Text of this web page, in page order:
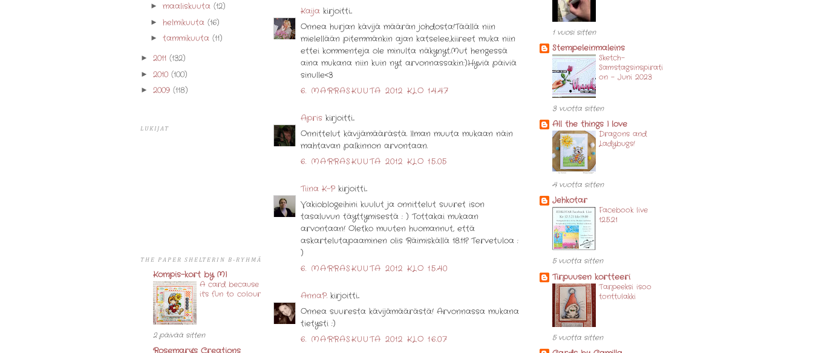
► maaliskuuta (12)
► helmikuuta (16)
► tammikuuta (11)
► 2011 (132)
► 2010 (100)
► 2009 (118)
LUKIJAT
THE PAPER SHELTERIN B-RYHMÄ
Kompis-kort by MI
A card because
it's fun to colour
2 päivää sitten
Kaija kirjoitti...
Onnea hurjan kävijä määrän johdosta!Täällä niin
mielellään pitemmänkin ajan katselee,kiireet muka niin
ettei kommenteja ole minulta näkynyt.Mut hengessä
aina mukana niin kuin nyt arvonnassakin:)Hyviä päiviä
sinulle<3
6. MARRASKUUTA 2012 KLO 14.47
Apris kirjoitti...
Onnittelut kävijämäärästä. Ilman muuta mukaan näin
mahtavan palkinnon arvontaan.
6. MARRASKUUTA 2012 KLO 15.05
Tiina K-P kirjoitti...
Vakioblogeihini kuulut ja onnittelut suuret ison
tasaluvun täyttymisestä : ) Tottakai mukaan
arvontaan! Oletko muuten huomannut, että
askartelutapaaminen olis Räimiskällä 18.11? Tervetuloa :
)
6. MARRASKUUTA 2012 KLO 15.40
AnnaP. kirjoitti...
Onnea suuresta kävijämäärästä! Arvonnassa mukana
tietysti :)
6. MARRASKUUTA 2012 KLO 16.07
1 vuosi sitten
Stempeleinmaleins
Sketch-
Samstagsinspirati
on - Juni 2023
3 vuotta sitten
All the things I love
Dragons and
Ladybugs!
4 vuotta sitten
Jehkotar
Facebook live
12.5.21
5 vuotta sitten
Tirpuusen kortteeri
Tarpeeksi isoo
tonttulakki
5 vuotta sitten